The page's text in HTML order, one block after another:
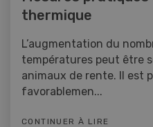
thermique
L’augmentation du
températures peut être
animaux de rente. Il est
favorablemen...
CONTINUER À LIRE